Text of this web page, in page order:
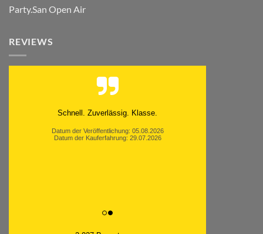
Party.San Open Air
REVIEWS
Schnell. Zuverlässig. Klasse.
Datum der Veröffentlichung: 05.08.2026
Datum der Kauferfahrung: 29.07.2026